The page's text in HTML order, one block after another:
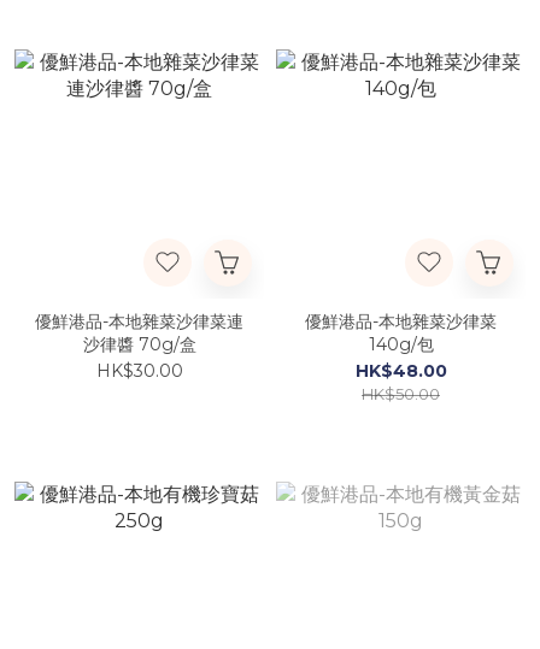
優鮮港品-本地雜菜沙律菜連
沙律醬 70g/盒
HK$30.00
優鮮港品-本地雜菜沙律菜
140g/包
HK$48.00
HK$50.00